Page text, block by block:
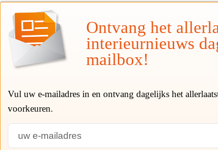
Ontvang het
interieurnieuws
mailbox!
Vul uw e-mailadres in en ontvang dagelijks het
voorkeuren.